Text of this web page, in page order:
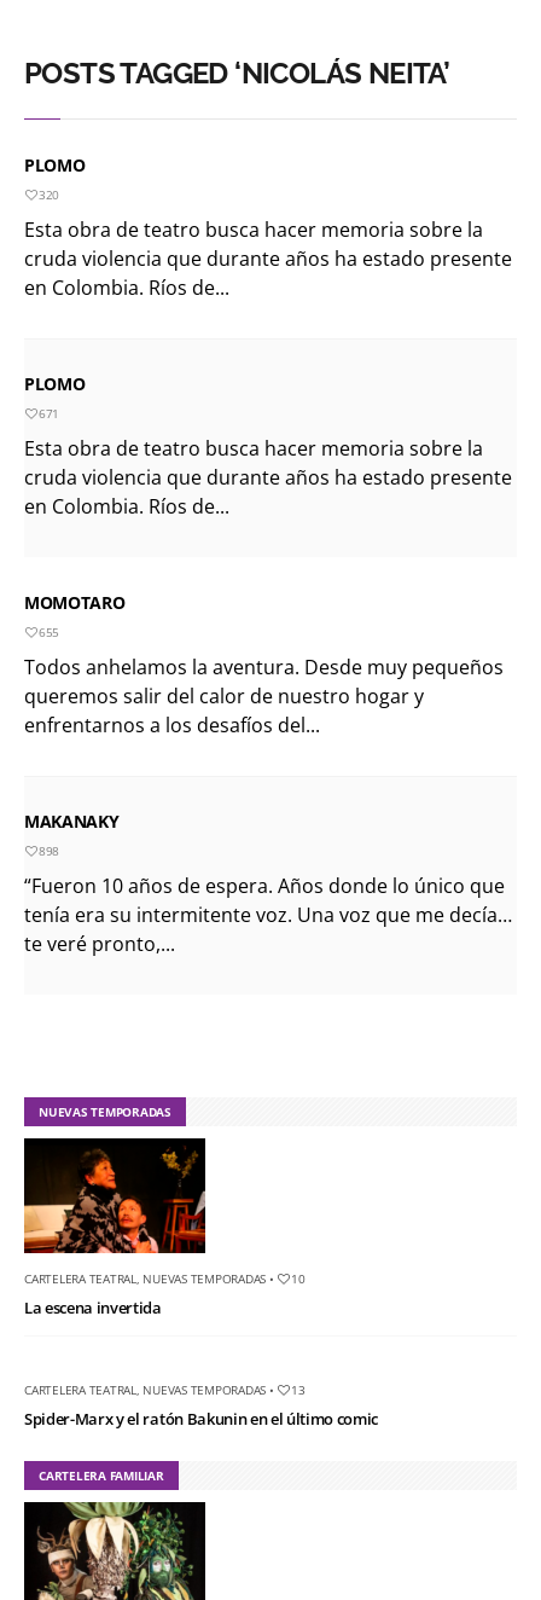
POSTS TAGGED ‘NICOLÁS NEITA’
PLOMO
320
Esta obra de teatro busca hacer memoria sobre la
cruda violencia que durante años ha estado presente
en Colombia. Ríos de...
PLOMO
671
Esta obra de teatro busca hacer memoria sobre la
cruda violencia que durante años ha estado presente
en Colombia. Ríos de...
MOMOTARO
655
Todos anhelamos la aventura. Desde muy pequeños
queremos salir del calor de nuestro hogar y
enfrentarnos a los desafíos del...
MAKANAKY
898
“Fueron 10 años de espera. Años donde lo único que
tenía era su intermitente voz. Una voz que me decía…
te veré pronto,...
NUEVAS TEMPORADAS
CARTELERA TEATRAL NUEVAS TEMPORADAS • 10
La escena invertida
CARTELERA TEATRAL NUEVAS TEMPORADAS • 13
Spider-Marx y el ratón Bakunin en el último comic
CARTELERA FAMILIAR